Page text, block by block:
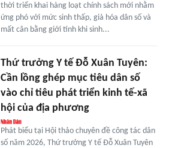
thời triển khai hàng loạt chính sách mới nhằm
ứng phó với mức sinh thấp, già hóa dân số và
mất cân bằng giới tính khi sinh...
Thứ trưởng Y tế Đỗ Xuân Tuyên:
Cần lồng ghép mục tiêu dân số
vào chỉ tiêu phát triển kinh tế-xã
hội của địa phương
Phát biểu tại Hội thảo chuyên đề công tác dân
số năm 2026, Thứ trưởng Y tế Đỗ Xuân Tuyên